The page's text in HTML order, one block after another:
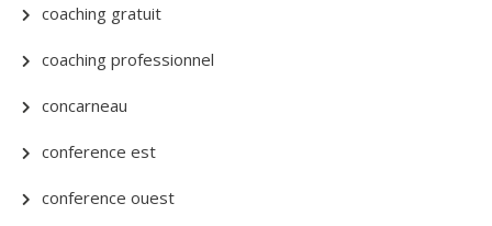
coaching gratuit
coaching professionnel
concarneau
conference est
conference ouest